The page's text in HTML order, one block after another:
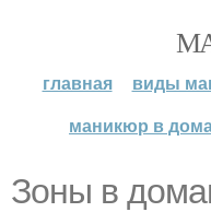
главная виды
маникюр в
Зоны в